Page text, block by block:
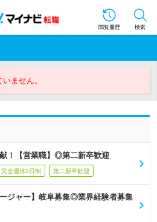
閲覧履歴 検索
ません。
！【営業職】◎第二新卒歓迎
完全週休2日制 第二新卒歓迎
ジャー】岐阜募集◎業界経験者募集